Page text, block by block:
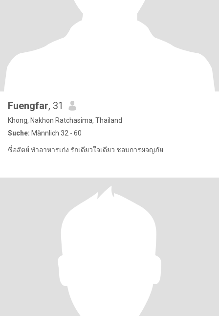
Fuengfar, 31
Khong, Nakhon Ratchasima, Thailand
Suche: Männlich 32 - 60
ซื่อสัตย์ ทำอาหารเก่ง รักเดียวใจเดียว ชอบการผจญภัย